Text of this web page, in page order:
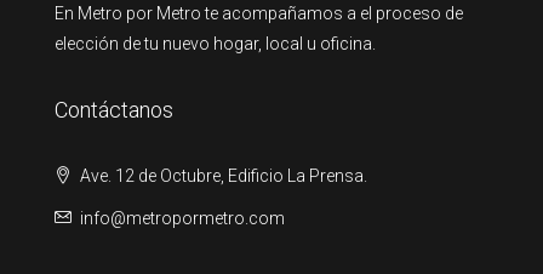
En Metro por Metro te acompañamos a el proceso de
elección de tu nuevo hogar, local u oficina.
Contáctanos
Ave. 12 de Octubre, Edificio La Prensa.
info@metropormetro.com